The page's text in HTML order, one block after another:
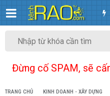
Đừng cố SPAM, sẽ
TRANG CHỦ KINH DOANH - XÂY DỰNG